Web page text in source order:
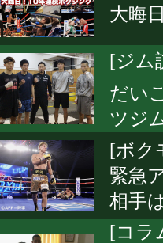
大晦
[ジム
だい
ツジ
[ボク
緊急
相手
[コラ